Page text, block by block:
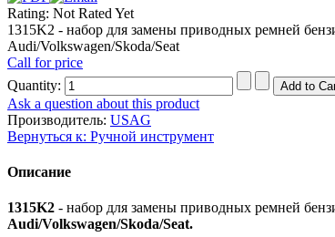
Rating: Not Rated Yet
1315K2 - набор для замены приводных ремней
Audi/Volkswagen/Skoda/Seat
Call for price
Quantity:
Ask a question about this product
Производитель: USAG
Вернуться к: Ручной инструмент
Описание
1315K2 - набор для замены приводных ремней
Audi/Volkswagen/Skoda/Seat.